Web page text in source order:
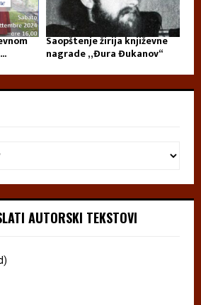
Saopštenje žirija književne
nagrade „Đura Đukanov“
AUTORSKI TEKSTOVI